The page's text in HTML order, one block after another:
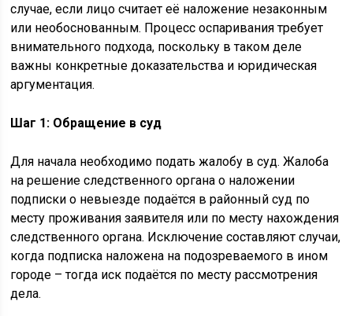
случае, если лицо считает её наложение незаконным
или необоснованным. Процесс оспаривания требует
внимательного подхода, поскольку в таком деле
важны конкретные доказательства и юридическая
аргументация.
Шаг 1: Обращение в суд
Для начала необходимо подать жалобу в суд. Жалоба
на решение следственного органа о наложении
подписки о невыезде подаётся в районный суд по
месту проживания заявителя или по месту нахождения
следственного органа. Исключение составляют случаи,
когда подписка наложена на подозреваемого в ином
городе – тогда иск подаётся по месту рассмотрения
дела.